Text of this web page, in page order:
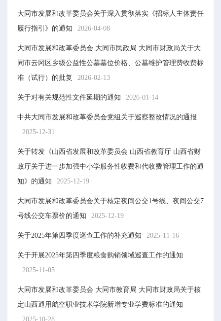
大同市发展和改革委员会关于深入贯彻落实《招标人主体责任
履行指引》的通知
2026-04-08
大同市发展和改革委员会 大同市民政局 大同市财政局关于大
同市云冈区乡级公益性公墓墓位价格、公墓维护管理费收费标
准（试行）的批复
2026-02-13
关于对有关规范性文件延期的通知 2026-01-14
中共大同市发展和改革委员会党组关于巡察整改情况的通报
2025-12-31
关于转发《山西省发展和改革委员会 山西省教育厅 山西省财
政厅关于进一步加强中小学服务性收费和代收费管理工作的通
知》的通知
2025-12-19
大同市发展和改革委员会关于核定夜间公交1号线、夜间公交7
号线公交车票价的通知
2025-12-19
关于2025年第四季度巡查工作的补充通知 2025-11-16
关于开展2025年第四季度粮食购销领域巡查工作的通知
2025-11-05
大同市发展和改革委员会 大同市教育局 大同市财政局关于核
定山西通用航空职业技术学院新增专业学费标准的通知
2025-10-28